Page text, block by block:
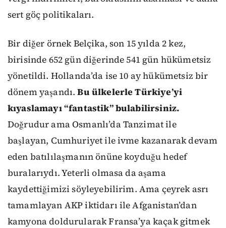
sert göç politikaları.
Bir diğer örnek Belçika, son 15 yılda 2 kez,
birisinde 652 gün diğerinde 541 gün hükümetsiz
yönetildi. Hollanda’da ise 10 ay hükümetsiz bir
dönem yaşandı.Bu ülkelerle Türkiye’yi
kıyaslamayı “fantastik” bulabilirsiniz.
Doğrudur ama Osmanlı’da Tanzimat ile
başlayan, Cumhuriyet ile ivme kazanarak devam
eden batılılaşmanın önüne koyduğu hedef
buralarıydı. Yeterli olmasa da aşama
kaydettiğimizi söyleyebilirim. Ama çeyrek asrı
tamamlayan AKP iktidarı ile Afganistan’dan
kamyona doldurularak Fransa’ya kaçak gitmek